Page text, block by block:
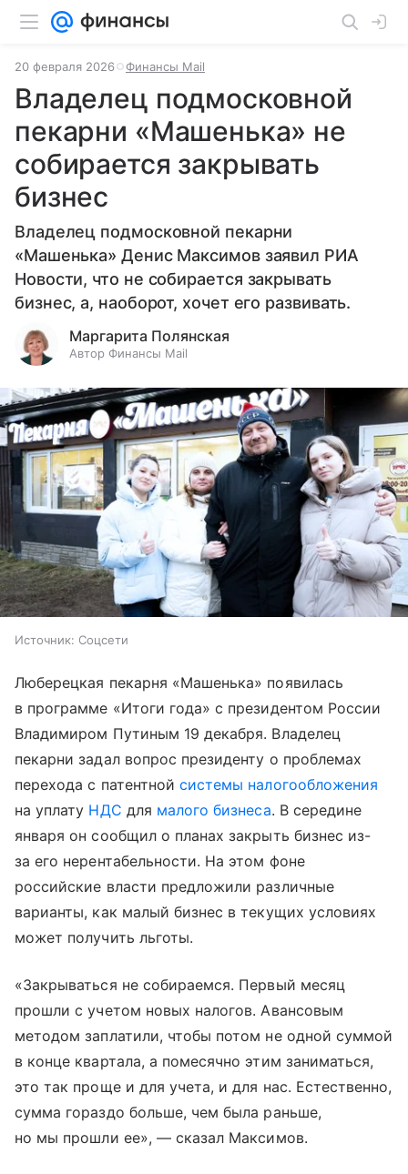
20 февраля 2026 Финансы Mail
Владелец подмосковной
пекарни «Машенька» не
собирается закрывать
бизнес
Владелец подмосковной пекарни
«Машенька» Денис Максимов заявил РИА
Новости, что не собирается закрывать
бизнес, а, наоборот, хочет его развивать.
Маргарита Полянская
Автор Финансы Mail
Источник: Соцсети
Люберецкая пекарня «Машенька» появилась
в программе «Итоги года» с президентом России
Владимиром Путиным 19 декабря. Владелец
пекарни задал вопрос президенту о проблемах
перехода с патентнойсистемы налогообложения
на уплату НДС для малого бизнеса. В середине
января он сообщил о планах закрыть бизнес из-
за его нерентабельности. На этом фоне
российские власти предложили различные
варианты, как малый бизнес в текущих условиях
может получить льготы.
«Закрываться не собираемся. Первый месяц
прошли с учетом новых налогов. Авансовым
методом заплатили, чтобы потом не одной суммой
в конце квартала, а помесячно этим заниматься,
это так проще и для учета, и для нас. Естественно,
сумма гораздо больше, чем была раньше,
но мы прошли ее», — сказал Максимов.